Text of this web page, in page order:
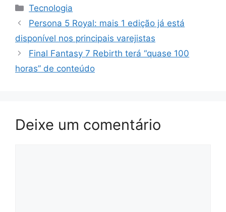
Categorias
Tecnologia
Persona 5 Royal: mais 1 edição já está
disponível nos principais varejistas
Final Fantasy 7 Rebirth terá “quase 100
horas” de conteúdo
Deixe um comentário